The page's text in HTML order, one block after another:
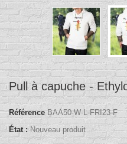
Pull à capuche -
Référence BAA50-W-L-FRI23-F
État : Nouveau produit